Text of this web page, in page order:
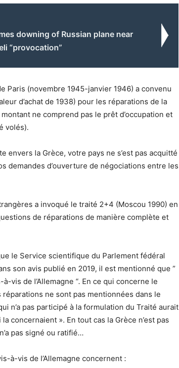
downing of Russian plane near
“provocation”
Paris (novembre 1945-janvier 1946) a convenu
d’achat de 1938) pour les réparations de la
ne comprend pas le prêt d’occupation et
volés).
envers la Grèce, votre pays ne s’est pas acquitté
demandes d’ouverture de négociations entre les
a invoqué le traité 2+4 (Moscou 1990) en
de réparations de manière complète et
le Service scientifique du Parlement fédéral
son avis publié en 2019, il est mentionné que ”
vis de l’Allemagne “. En ce qui concerne le
ne sont pas mentionnées dans le
n’a pas participé à la formulation du Traité aurait
concernaient ». En tout cas la Grèce n’est pas
pas signé ou ratifié…
à-vis de l’Allemagne concernent :